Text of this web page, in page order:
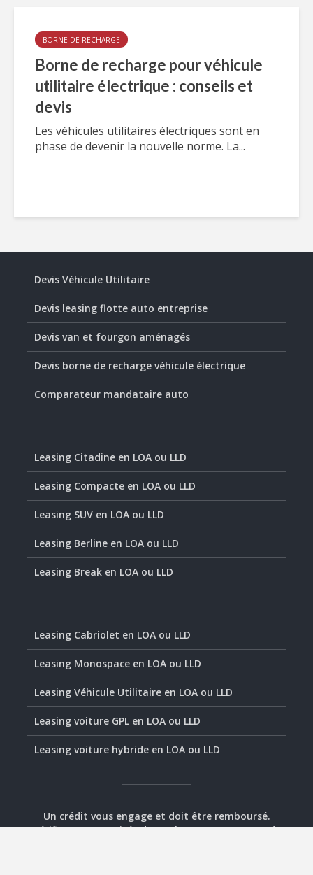
BORNE DE RECHARGE
Borne de recharge pour véhicule
utilitaire électrique : conseils et
devis
Les véhicules utilitaires électriques sont en
phase de devenir la nouvelle norme. La...
Devis Véhicule Utilitaire
Devis leasing flotte auto entreprise
Devis van et fourgon aménagés
Devis borne de recharge véhicule électrique
Comparateur mandataire auto
Leasing Citadine en LOA ou LLD
Leasing Compacte en LOA ou LLD
Leasing SUV en LOA ou LLD
Leasing Berline en LOA ou LLD
Leasing Break en LOA ou LLD
Leasing Cabriolet en LOA ou LLD
Leasing Monospace en LOA ou LLD
Leasing Véhicule Utilitaire en LOA ou LLD
Leasing voiture GPL en LOA ou LLD
Leasing voiture hybride en LOA ou LLD
Un crédit vous engage et doit être remboursé.
Vérifiez vos capacités de remboursement avant de